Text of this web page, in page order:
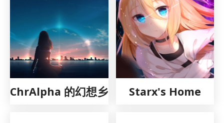
ChrAlpha 的幻想乡 Starx's Home